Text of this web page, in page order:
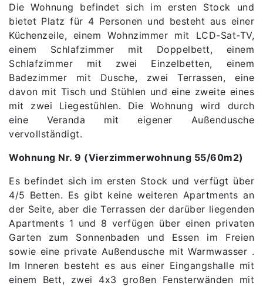
Die Wohnung befindet sich im ersten Stock und
bietet Platz für 4 Personen und besteht aus einer
Küchenzeile, einem Wohnzimmer mit LCD-Sat-TV,
einem Schlafzimmer mit Doppelbett, einem
Schlafzimmer mit zwei Einzelbetten, einem
Badezimmer mit Dusche, zwei Terrassen, eine
davon mit Tisch und Stühlen und eine zweite eines
mit zwei Liegestühlen. Die Wohnung wird durch
eine Veranda mit eigener Außendusche
vervollständigt.
Wohnung Nr. 9 (Vierzimmerwohnung 55/60m2)
Es befindet sich im ersten Stock und verfügt über
4/5 Betten. Es gibt keine weiteren Apartments an
der Seite, aber die Terrassen der darüber liegenden
Apartments 1 und 8 verfügen über einen privaten
Garten zum Sonnenbaden und Essen im Freien
sowie eine private Außendusche mit Warmwasser .
Im Inneren besteht es aus einer Eingangshalle mit
einem Bett, zwei 4x3 großen Fensterwänden mit